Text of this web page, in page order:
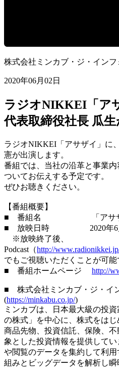
株式会社ミンカブ・ジ・インフ
2020年06月02日
ラジオNIKKEI「ア
代表取締役社長 瓜
ラジオNIKKEI「アサザイ」に
憲が出演します。
番組では、当社の沿革と事業
ついてお伝えする予定です。
ぜひお聴きください。
【番組概要】
■ 番組名 「アサザ
■ 放映日時 2020年6月3
※放映終了後、
Podcast（http://
でもご視聴いただくことが可能
■ 番組ホームページ http://
■ 株式会社ミンカブ・ジ・イ
(https://minkabu.co.jp/)
ミンカブは、日本最大級の投
の株式」を中心に、株式をはじ
商品先物、投資信託、保険、
象とした投資情報を提供して
や閲覧のデータを集約して利
組みとビッグデータを解析し